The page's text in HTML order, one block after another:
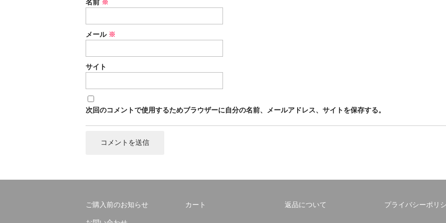
名前 ※
メール ※
サイト
次回のコメントで使用するためブラウザーに自分の名前、メールアドレス、サイトを保存する。
ご購入前のお知らせ カート 返品について プライバシーポリ